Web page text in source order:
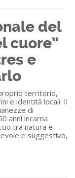
del
cuore”
e
territorio,
e identità locali. Il
di
anni incarna
tra natura e
e suggestivo,